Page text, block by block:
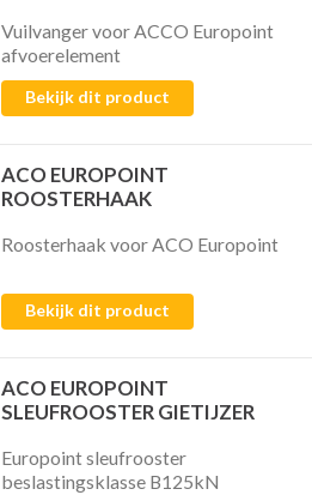
Vuilvanger voor ACCO Europoint
afvoerelement
Bekijk dit product
ACO EUROPOINT
ROOSTERHAAK
Roosterhaak voor ACO Europoint
Bekijk dit product
ACO EUROPOINT
SLEUFROOSTER GIETIJZER
Europoint sleufrooster
beslastingsklasse B125kN